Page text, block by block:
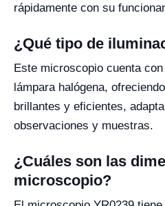
rápidamente con su
¿Qué tipo de
Este microscopio cuenta
lámpara halógena,
brillantes y eficientes,
observaciones y muestras.
¿Cuáles son las
microscopio?